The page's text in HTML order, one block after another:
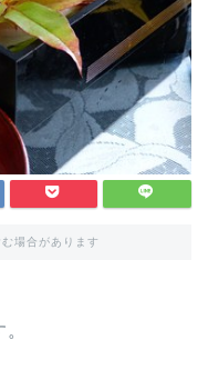
場合があります